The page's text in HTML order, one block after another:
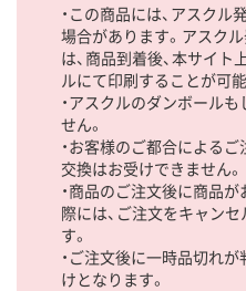
・この商品には、アスク
場合があります。アスク
は、商品到着後、本サイ
ルにて印刷することが可能
・アスクルのダンボール
せん。
・お客様のご都合によるご
交換はお受けできません。
・商品のご注文後に商品
際には、ご注文をキャン
す。
・ご注文後に一時品切れ
けとなります。